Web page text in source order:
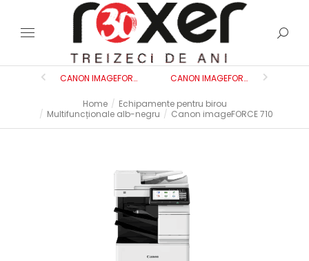
You are here: Home
Echipamente pentru birou
Multifuncționale alb-negru
Canon imageFORCE 710
CANON IMAGEFORCE 610Z CANON IMAGEFORCE 710Z